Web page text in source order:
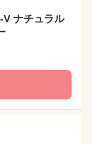
V ナチュラル